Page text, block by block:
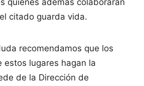
citado guarda vida.
recomendamos que los
estos lugares hagan la
de la Dirección de